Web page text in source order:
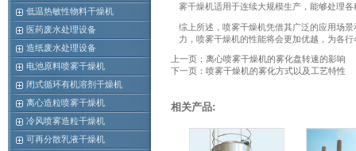
低温热敏性物料干燥机
医药废水处理设备
造纸废水处理设备
电池原料喷雾干燥机
闭式循环有机溶剂干燥机
离心造粒喷雾干燥机
冷风喷雾造粒干燥机
可再分散乳液干燥机
雾干燥机适用于连续大规模生产，能够处理
综上所述，喷雾干燥机凭借其广泛的应用场
力，喷雾干燥机的性能将会更加优越，为各
上一页：离心喷雾干燥机的雾化盘转速的影响
下一页：喷雾干燥机的雾化方式以及工艺特性
相关产品: